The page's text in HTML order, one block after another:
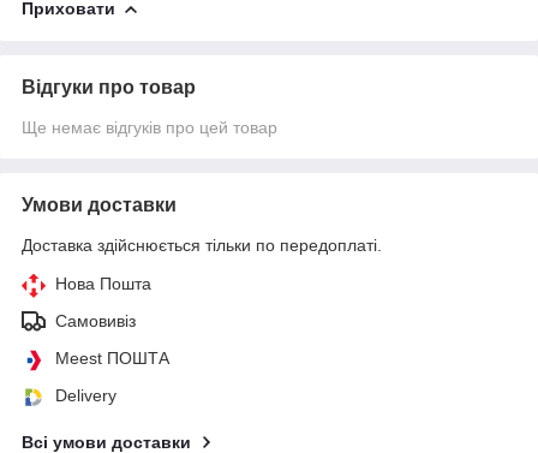
Приховати
Відгуки про товар
Ще немає відгуків про цей товар
Умови доставки
Доставка здійснюється тільки по передоплаті.
Нова Пошта
Самовивіз
Meest ПОШТА
Delivery
Всі умови доставки